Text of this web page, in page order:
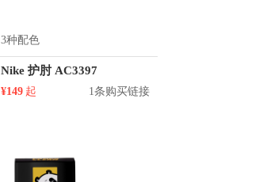
3种配色
Nike 护肘 AC3397
¥149 起 1条购买链接